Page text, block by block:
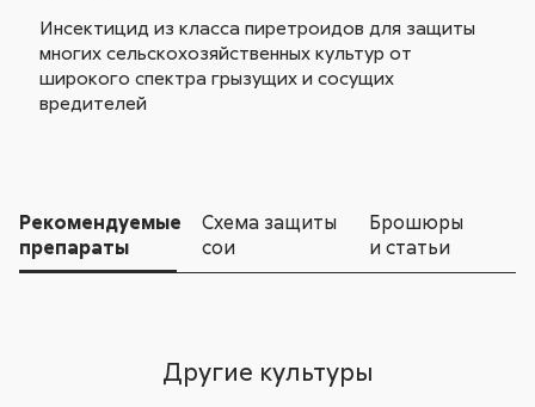
Инсектицид из класса пиретроидов для защиты
многих сельскохозяйственных культур от
широкого спектра грызущих и сосущих
вредителей
Рекомендуемые
препараты
Схема защиты
сои
Брошюры
и статьи
Другие культуры